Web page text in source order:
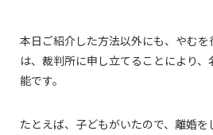
本日ご紹介した方法以外にも、やむ
は、裁判所に申し立てることにより
能です。
たとえば、子どもがいたので、離婚